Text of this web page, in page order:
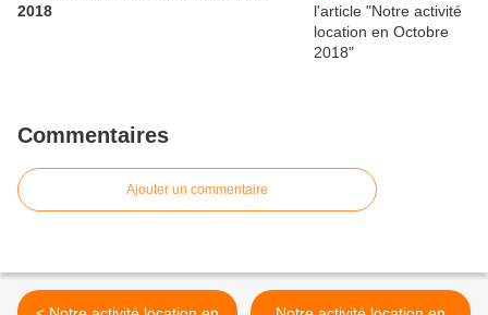
2018
Commentaires
Ajouter un commentaire